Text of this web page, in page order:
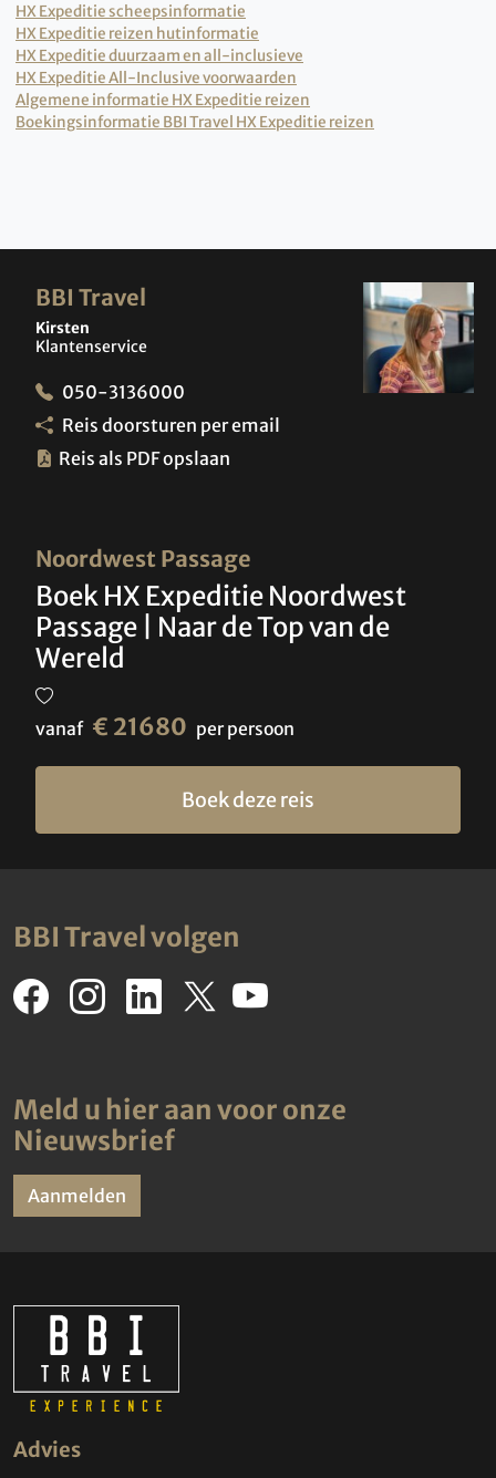
HX Expeditie scheepsinformatie
HX Expeditie reizen hutinformatie
HX Expeditie duurzaam en all-inclusieve
HX Expeditie All-Inclusive voorwaarden
Algemene informatie HX Expeditie reizen
Boekingsinformatie BBI Travel HX Expeditie reizen
Noordwest Passage
Boek HX Expeditie Noordwest
Passage | Naar de Top van de
Wereld
vanaf € 21680 per persoon
Boek deze reis
BBI Travel
Kirsten
Klantenservice
050-3136000
Reis doorsturen per email
Reis als PDF opslaan
BBI Travel volgen
Meld u hier aan voor onze
Nieuwsbrief
Aanmelden
Advies